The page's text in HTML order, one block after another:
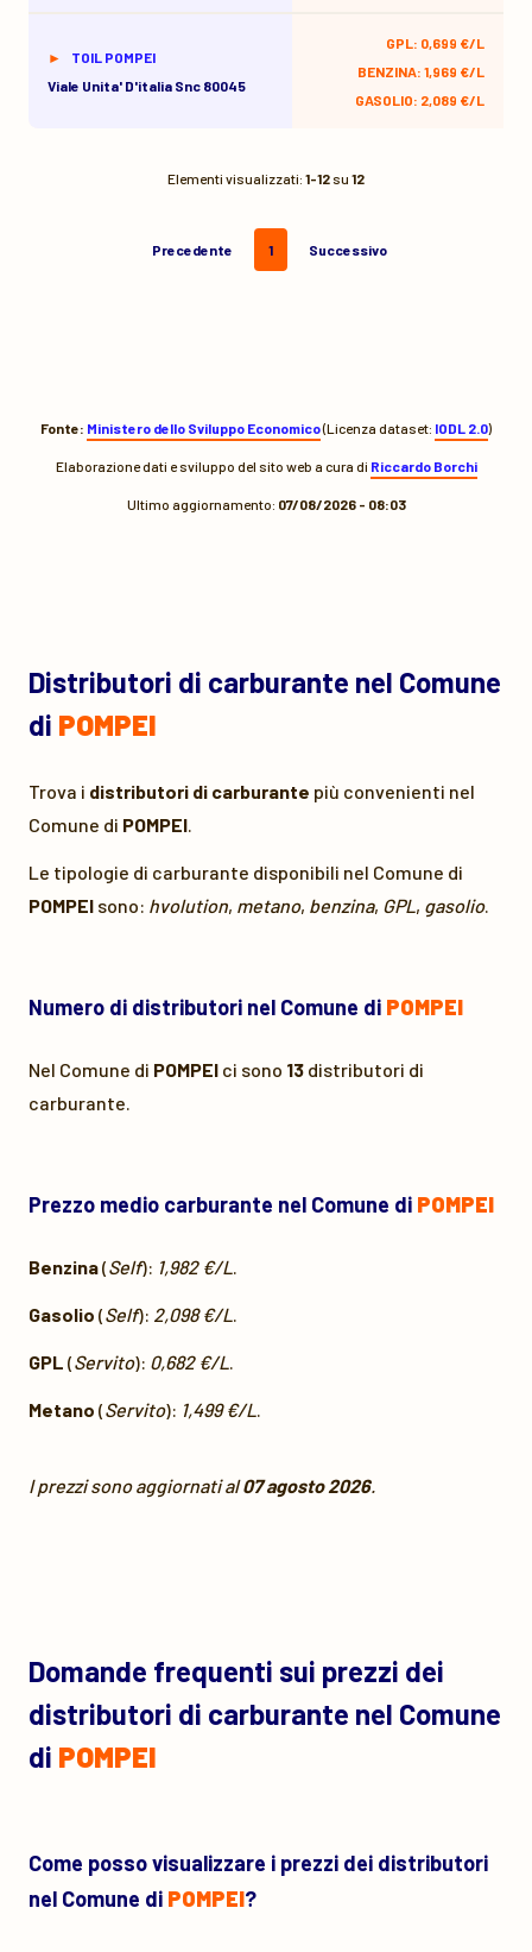
TOIL POMPEI
Viale Unita' D'italia Snc 80045
GPL: 0,699 €/L
BENZINA: 1,969 €/L
GASOLIO: 2,089 €/L
Elementi visualizzati: 1-12su 12
Precedente 1 Successivo
Fonte: Ministero dello Sviluppo Economico(Licenza dataset: IODL 2.0)
Elaborazione dati e sviluppo del sito web a cura di Riccardo Borchi
Ultimo aggiornamento: 07/08/2026 - 08:03
Distributori di carburante nel Comune
di POMPEI
Trova i distributori di carburante più convenienti nel
Comune di POMPEI.
Le tipologie di carburante disponibili nel Comune di
POMPEI sono: hvolution, metano, benzina, GPL, gasolio.
Numero di distributori nel Comune di POMPEI
Nel Comune di POMPEI ci sono 13 distributori di
carburante.
Prezzo medio carburante nel Comune di POMPEI
Benzina(Self): 1,982 €/L.
Gasolio (Self): 2,098 €/L.
GPL (Servito): 0,682 €/L.
Metano (Servito): 1,499 €/L.
I prezzi sono aggiornati al07 agosto 2026.
Domande frequenti sui prezzi dei
distributori di carburante nel Comune
di POMPEI
Come posso visualizzare i prezzi dei distributori
nel Comune di POMPEI?